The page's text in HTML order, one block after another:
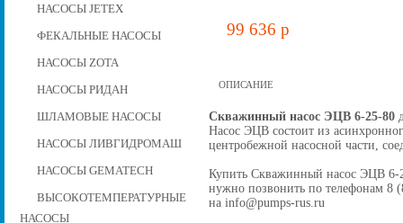
НАСОСЫ JETEX
ФЕКАЛЬНЫЕ НАСОСЫ
НАСОСЫ ZOTA
НАСОСЫ РИДАН
ШЛАМОВЫЕ НАСОСЫ
НАСОСЫ ЛИВГИДРОМАШ
НАСОСЫ GEMATECH
ВЫСОКОТЕМПЕРАТУРНЫЕ
НАСОСЫ
99 636 p
ОПИСАНИЕ
Скважинный насос ЭЦВ 6-25-80
Насос ЭЦВ состоит из
центробежной наcосной части,
Купить Скважинный насос ЭЦВ 6-
нужно позвонить по телефонам 8
на info@pumps-rus.ru